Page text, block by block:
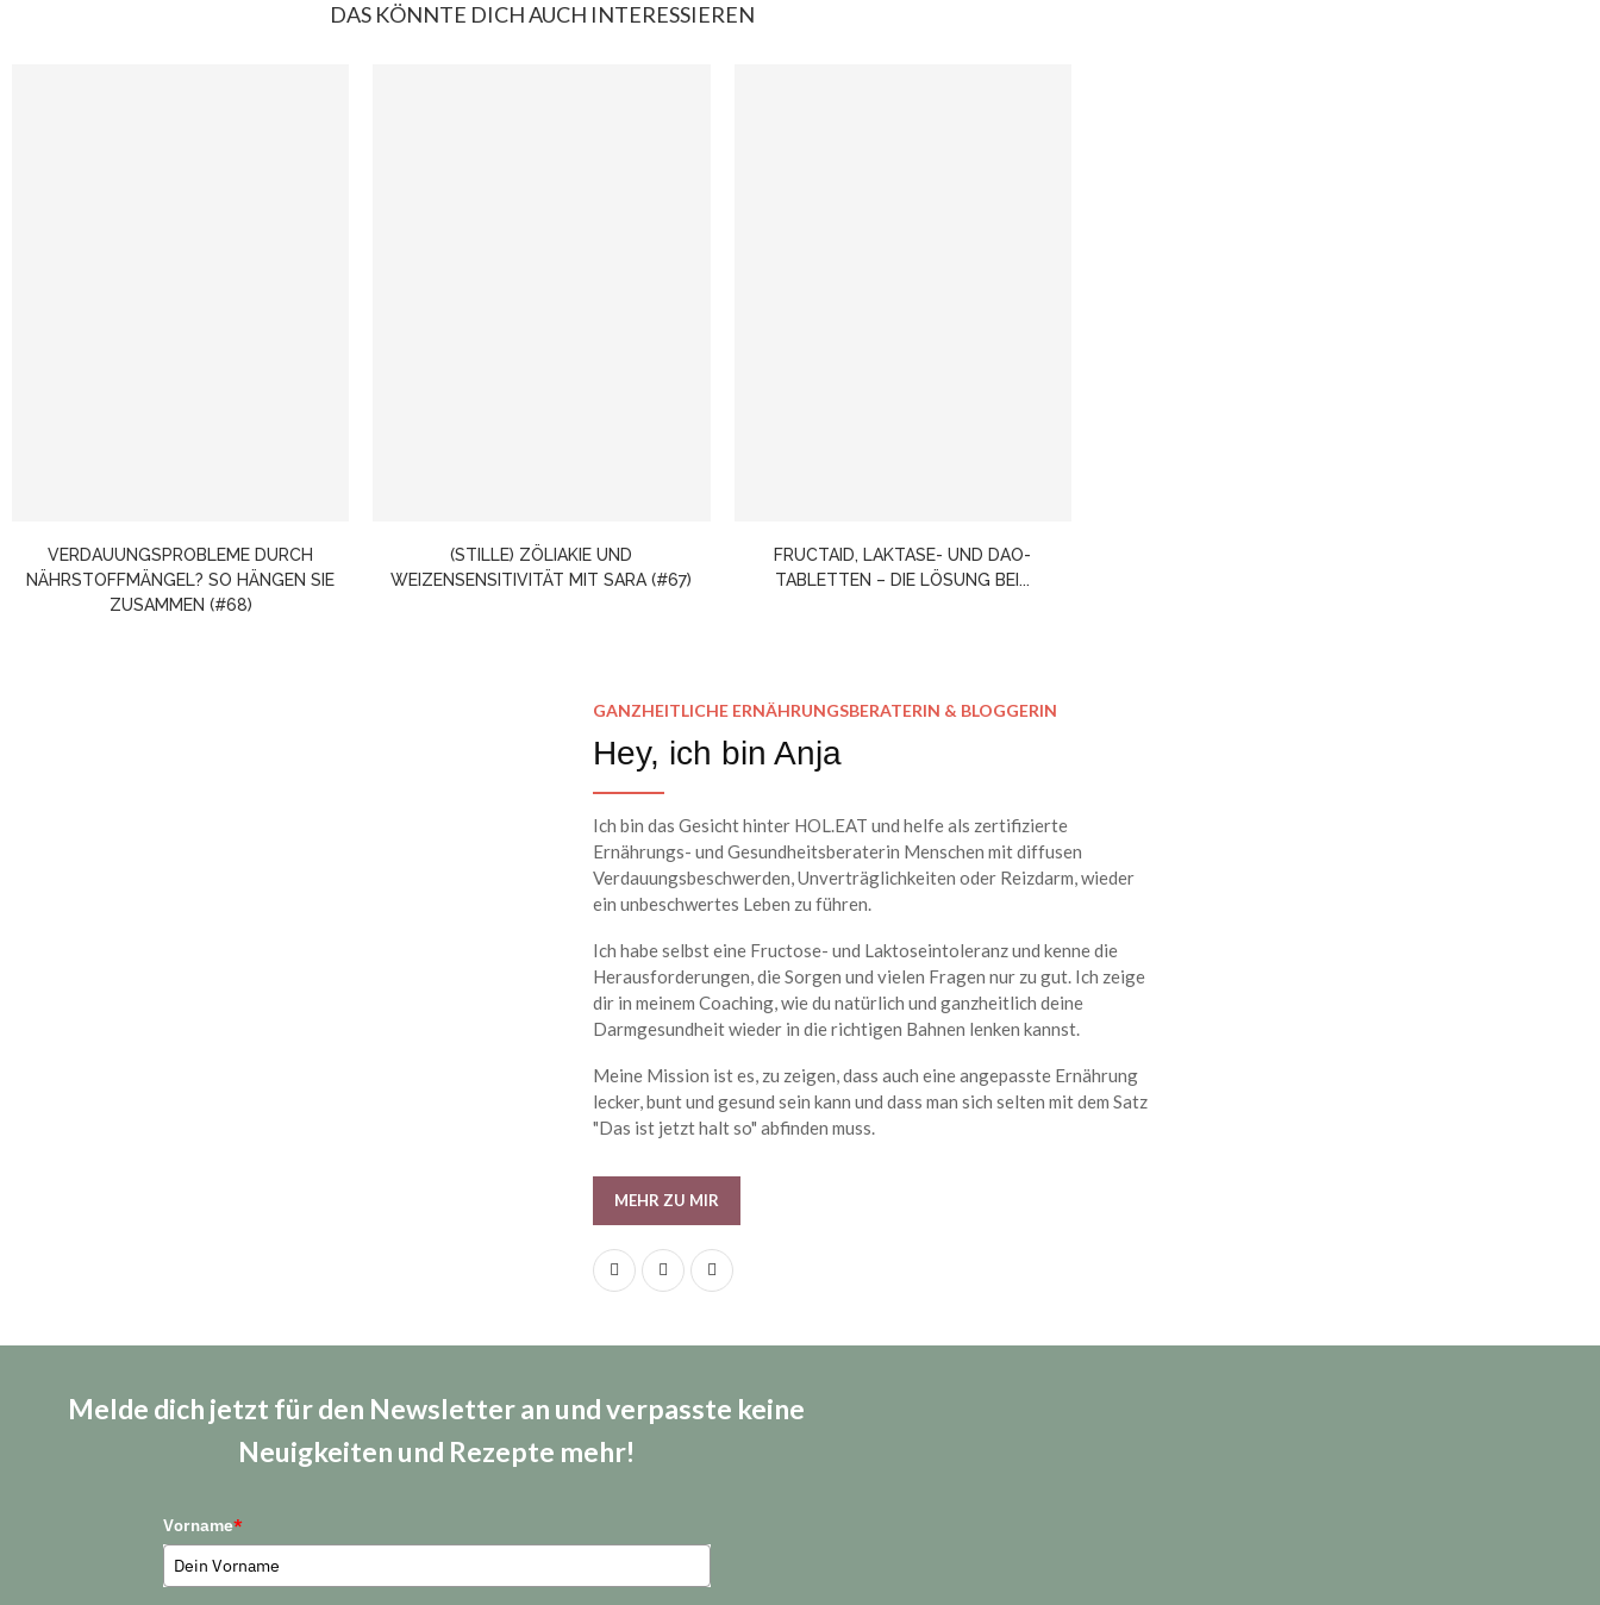
DAS KÖNNTE DICH AUCH INTERESSIEREN
VERDAUUNGSPROBLEME DURCH
NÄHRSTOFFMÄNGEL? SO HÄNGEN SIE
ZUSAMMEN (#68)
(STILLE) ZÖLIAKIE UND
WEIZENSENSITIVITÄT MIT SARA (#67)
FRUCTAID, LAKTASE- UND DAO-
TABLETTEN – DIE LÖSUNG BEI...
GANZHEITLICHE ERNÄHRUNGSBERATERIN & BLOGGERIN
Hey, ich bin Anja
Ich bin das Gesicht hinter HOL.EAT und helfe als zertifizierte
Ernährungs- und Gesundheitsberaterin Menschen mit diffusen
Verdauungsbeschwerden, Unverträglichkeiten oder Reizdarm, wieder
ein unbeschwertes Leben zu führen.
Ich habe selbst eine Fructose- und Laktoseintoleranz und kenne die
Herausforderungen, die Sorgen und vielen Fragen nur zu gut. Ich zeige
dir in meinem Coaching, wie du natürlich und ganzheitlich deine
Darmgesundheit wieder in die richtigen Bahnen lenken kannst.
Meine Mission ist es, zu zeigen, dass auch eine angepasste Ernährung
lecker, bunt und gesund sein kann und dass man sich selten mit dem Satz
"Das ist jetzt halt so" abfinden muss.
MEHR ZU MIR
Melde dich jetzt für den Newsletter an und verpasste keine
Neuigkeiten und Rezepte mehr!
Vorname*